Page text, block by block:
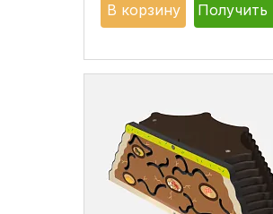
В корзину